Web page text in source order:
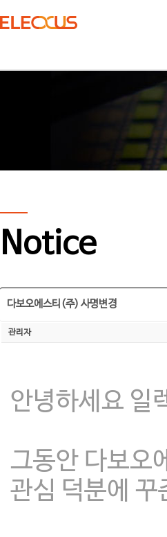
Notice
다보오에스티(주) 사명변경
관리자
안녕하세요 일
그동안 다보오
관심 덕분에